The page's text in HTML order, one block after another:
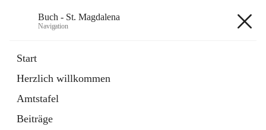
Buch - St. Magdalena
Navigation
Start
Herzlich willkommen
Amtstafel
Beiträge
11 Schnellzugriffe
Bürgerservice